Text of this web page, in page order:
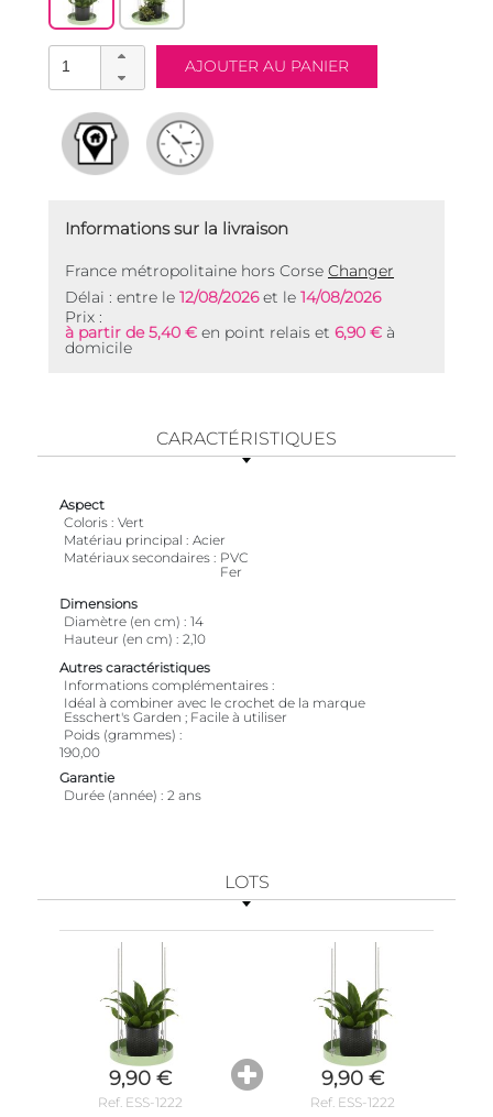
Informations sur la livraison
France métropolitaine hors Corse Changer
Délai : entre le 12/08/2026et le 14/08/2026
Prix :
à partir de 5,40 € en point relais et 6,90 € à
domicile
CARACTÉRISTIQUES
Aspect
Coloris Vert
Matériau principal
Acier
Matériaux secondaires
PVC
Fer
Dimensions
Diamètre (en cm)
14
Hauteur (en cm)
2,10
Autres caractéristiques
Informations complémentaires
Idéal à combiner avec le crochet de la marque
Esschert's Garden ; Facile à utiliser
Poids (grammes)
190,00
Garantie
Durée (année)
2 ans
LOTS
9,90 €
Ref. ESS-1222
9,90 €
Ref. ESS-1222